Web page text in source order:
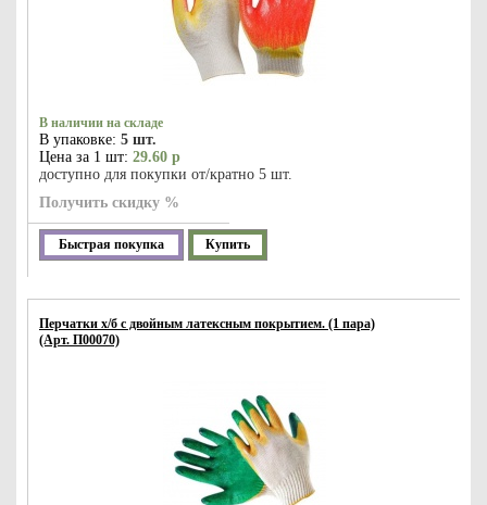
В наличии на складе
В упаковке: 5 шт.
Цена за 1 шт: 29.60 р
доступно для покупки от/кратно 5 шт.
Получить скидку %
Быстрая покупка Купить
Перчатки х/б с двойным латексным покрытием. (1 пара)
(Арт. П00070)